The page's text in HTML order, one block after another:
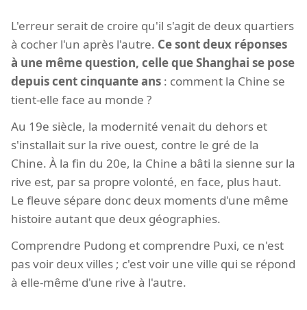
L'erreur serait de croire qu'il s'agit de deux quartiers
à cocher l'un après l'autre. Ce sont deux réponses
à une même question, celle que Shanghai se pose
depuis cent cinquante ans : comment la Chine se
tient-elle face au monde ?
Au 19e siècle, la modernité venait du dehors et
s'installait sur la rive ouest, contre le gré de la
Chine. À la fin du 20e, la Chine a bâti la sienne sur la
rive est, par sa propre volonté, en face, plus haut.
Le fleuve sépare donc deux moments d'une même
histoire autant que deux géographies.
Comprendre Pudong et comprendre Puxi, ce n'est
pas voir deux villes ; c'est voir une ville qui se répond
à elle-même d'une rive à l'autre.